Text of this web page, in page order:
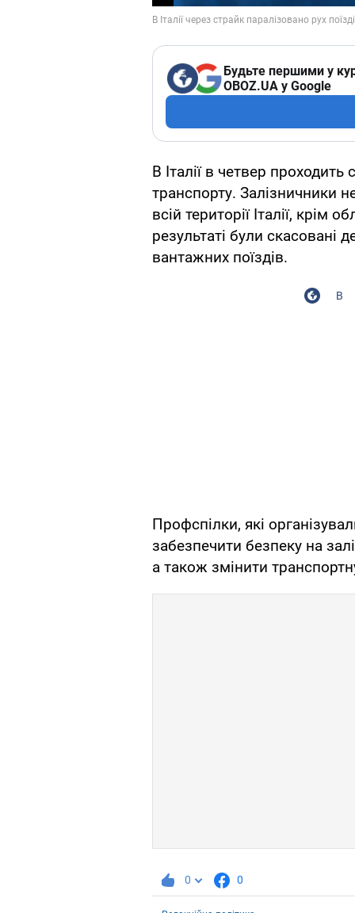
Будьте першими у
OBOZ.UA у Google
В Італії в четвер проходить
транспорту. Залізничники
всій території Італії, крім
результаті були скасовані
вантажних поїздів.
Профспілки, які
забезпечити безпеку на
а також змінити
0 0